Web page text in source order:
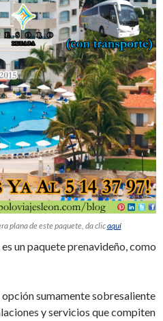
plana de este paquete, da clicaquí
un paquete prenavideño, como
sumamente sobresaliente
y servicios que compiten